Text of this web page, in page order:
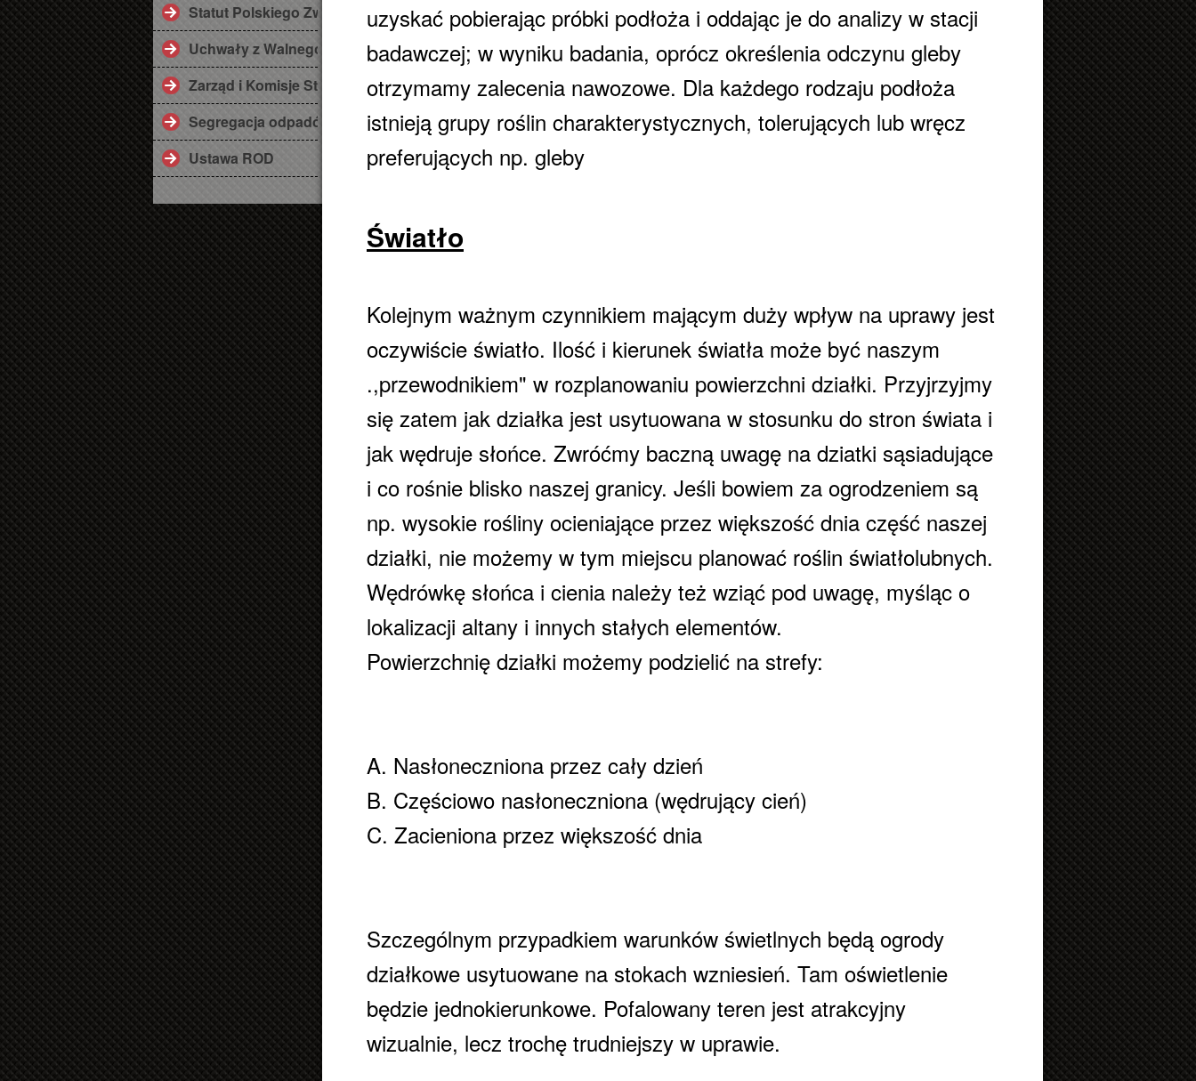
Statut Polskiego Związku Działkowców
Uchwały z Walnego Zebrania 2013r.
Zarząd i Komisje Statutowe
Segregacja odpadów
Ustawa ROD
uzyskać pobierając próbki podłoża i oddając je do analizy w stacji
badawczej; w wyniku badania, oprócz określenia odczynu gleby
otrzymamy zalecenia nawozowe. Dla każdego rodzaju podłoża
istnieją grupy roślin charakterystycznych, tolerujących lub wręcz
preferujących np. gleby
Światło
Kolejnym ważnym czynnikiem mającym duży wpływ na uprawy jest
oczywiście światło. Ilość i kierunek światła może być naszym
.,przewodnikiem" w rozplanowaniu powierzchni działki. Przyjrzyjmy
się zatem jak działka jest usytuowana w stosunku do stron świata i
jak wędruje słońce. Zwróćmy baczną uwagę na dziatki sąsiadujące
i co rośnie blisko naszej granicy. Jeśli bowiem za ogrodzeniem są
np. wysokie rośliny ocieniające przez większość dnia część naszej
działki, nie możemy w tym miejscu planować roślin światłolubnych.
Wędrówkę słońca i cienia należy też wziąć pod uwagę, myśląc o
lokalizacji altany i innych stałych elementów.
Powierzchnię działki możemy podzielić na strefy:
A. Nasłoneczniona przez cały dzień
B. Częściowo nasłoneczniona (wędrujący cień)
C. Zacieniona przez większość dnia
Szczególnym przypadkiem warunków świetlnych będą ogrody
działkowe usytuowane na stokach wzniesień. Tam oświetlenie
będzie jednokierunkowe. Pofalowany teren jest atrakcyjny
wizualnie, lecz trochę trudniejszy w uprawie.